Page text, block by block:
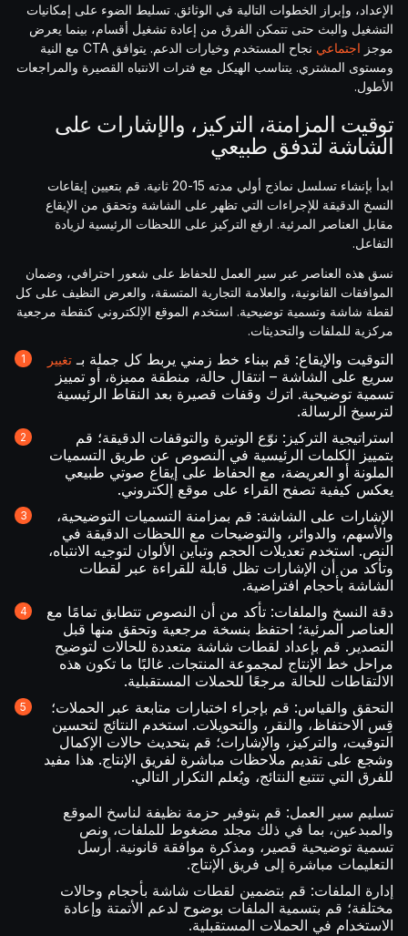
الإعداد، وإبراز الخطوات التالية في الوثائق. تسليط الضوء على إمكانيات
التشغيل والبث حتى تتمكن الفرق من إعادة تشغيل أقسام، بينما يعرض
موجز اجتماعي
نجاح المستخدم وخيارات الدعم. يتوافق CTA مع النية
ومستوى المشتري. يتناسب الهيكل مع فترات الانتباه القصيرة والمراجعات
الأطول.
توقيت المزامنة، التركيز، والإشارات على
الشاشة لتدفق طبيعي
ابدأ بإنشاء تسلسل نماذج أولي مدته 15-20 ثانية. قم بتعيين إيقاعات
النسخ الدقيقة للإجراءات التي تظهر على الشاشة وتحقق من الإيقاع
مقابل العناصر المرئية. ارفع التركيز على اللحظات الرئيسية لزيادة
التفاعل.
نسق هذه العناصر عبر سير العمل للحفاظ على شعور احترافي، وضمان
الموافقات القانونية، والعلامة التجارية المتسقة، والعرض النظيف على كل
لقطة شاشة وتسمية توضيحية. استخدم الموقع الإلكتروني كنقطة مرجعية
مركزية للملفات والتحديثات.
التوقيت والإيقاع: قم ببناء خط زمني يربط كل جملة بـ تغيير
سريع على الشاشة – انتقال حالة، منطقة مميزة، أو تمييز
تسمية توضيحية. اترك وقفات قصيرة بعد النقاط الرئيسية
لترسيخ الرسالة.
استراتيجية التركيز: نوّع الوتيرة والتوقفات الدقيقة؛ قم
بتمييز الكلمات الرئيسية في النصوص عن طريق التسميات
الملونة أو العريضة، مع الحفاظ على إيقاع صوتي طبيعي
يعكس كيفية تصفح القراء على موقع إلكتروني.
الإشارات على الشاشة: قم بمزامنة التسميات التوضيحية،
والأسهم، والدوائر، والتوضيحات مع اللحظات الدقيقة في
النص. استخدم تعديلات الحجم وتباين الألوان لتوجيه الانتباه،
وتأكد من أن الإشارات تظل قابلة للقراءة عبر لقطات
الشاشة بأحجام افتراضية.
دقة النسخ والملفات: تأكد من أن النصوص تتطابق تمامًا مع
العناصر المرئية؛ احتفظ بنسخة مرجعية وتحقق منها قبل
التصدير. قم بإعداد لقطات شاشة متعددة للحالات لتوضيح
مراحل خط الإنتاج لمجموعة المنتجات. غالبًا ما تكون هذه
الالتقاطات للحالة مرجعًا للحملات المستقبلية.
التحقق والقياس: قم بإجراء اختبارات متابعة عبر الحملات؛
قِس الاحتفاظ، والنقر، والتحويلات. استخدم النتائج لتحسين
التوقيت، والتركيز، والإشارات؛ قم بتحديث حالات الإكمال
وشجع على تقديم ملاحظات مباشرة لفريق الإنتاج. هذا مفيد
للفرق التي تتتبع النتائج، ويُعلم التكرار التالي.
تسليم سير العمل: قم بتوفير حزمة نظيفة لناسخ الموقع
والمبدعين، بما في ذلك مجلد مضغوط للملفات، ونص
تسمية توضيحية قصير، ومذكرة موافقة قانونية. أرسل
التعليمات مباشرة إلى فريق الإنتاج.
إدارة الملفات: قم بتضمين لقطات شاشة بأحجام وحالات
مختلفة؛ قم بتسمية الملفات بوضوح لدعم الأتمتة وإعادة
الاستخدام في الحملات المستقبلية.